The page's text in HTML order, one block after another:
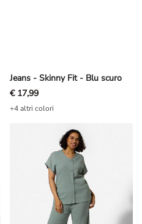
Jeans - Skinny Fit - Blu scuro
€ 17,99
+4 altri colori